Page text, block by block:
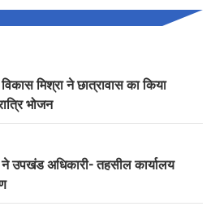
मिश्रा ने छात्रावास का किया
भोजन
उपखंड अधिकारी- तहसील कार्यालय